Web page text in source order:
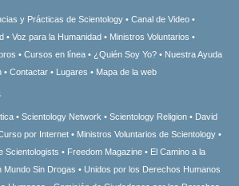
y Prácticas de Scientology
Canal de Video
Voz para la Humanidad
Ministros Voluntarios
Cursos en línea ¿Quién Soy Yo?
Nuestra Ayuda
Contactar Lugares Mapa de la web
Scientology Network Scientology Religion
David
por Internet
Ministros Voluntarios de Scientology
Scientologists
Freedom Magazine
El Camino a la
Mundo Sin Drogas
Unidos por los Derechos Humanos